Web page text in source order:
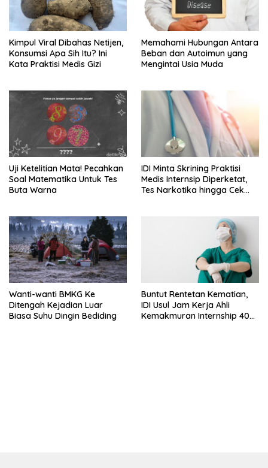
Kimpul Viral Dibahas Netijen,
Konsumsi Apa Sih Itu? Ini
Kata Praktisi Medis Gizi
Memahami Hubungan Antara
Beban dan Autoimun yang
Mengintai Usia Muda
Uji Ketelitian Mata! Pecahkan
Soal Matematika Untuk Tes
Buta Warna
IDI Minta Skrining Praktisi
Medis Internsip Diperketat,
Tes Narkotika hingga Cek
Wanti-wanti BMKG Ke
Ditengah Kejadian Luar
Biasa Suhu Dingin Bediding
Buntut Rentetan Kematian,
IDI Usul Jam Kerja Ahli
Kemakmuran Internship 40